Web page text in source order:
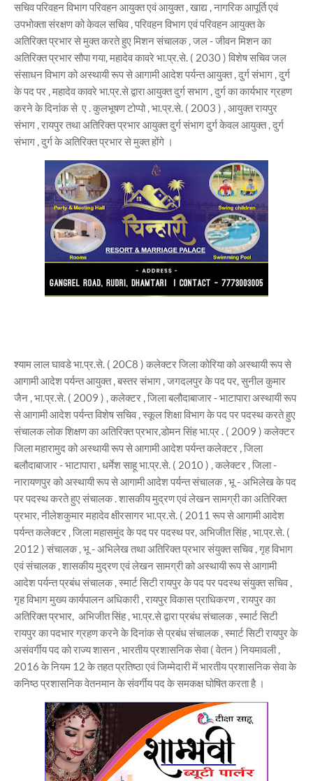
सचिव परिवहन विभाग परिवहन आयुक्त एवं आयुक्त , खाद्य , नागरिक आपूर्ति एवं
उपभोक्ता संरक्षण को केवल सचिव , परिवहन विभाग एवं परिवहन आयुक्त के
अतिरिक्त प्रभार से मुक्त करते हुए मिशन संचालक , जल - जीवन मिशन का
अतिरिक्त प्रभार सौपा गया, महादेव कावरे भा.प्र.से. ( 2030 ) विशेष सचिव जल
संसाधन विभाग को अस्थायी रूप से आगामी आदेश पर्यन्त आयुक्त , दुर्ग संभाग , दुर्ग
के पद पर , महादेव कावरे भा.प्र.से द्वारा आयुक्त दुर्ग सभाग , दुर्ग का कार्यभार ग्रहण
करने के दिनांक से ए . कुलभूषण टोप्पो , भा.प्र.से. ( 2003 ) , आयुक्त रायपुर
संभाग , रायपुर तथा अतिरिक्त प्रभार आयुक्त दुर्ग संभाग दुर्ग केवल आयुक्त , दुर्ग
संभाग , दुर्ग के अतिरिक्त प्रभार से मुक्त होंगे ।
श्याम लाल घावडे भा.प्र.से. ( 20C8 ) कलेक्टर जिला कोरिया को अस्थायी रूप से
आगामी आदेश पर्यन्त आयुक्त , बस्तर संभाग , जगदलपुर के पद पर, सुनील कुमार
जैन , भा.प्र.से. ( 2009 ) , कलेक्टर , जिला बलौदाबाजार - भाटापारा अस्थायी रूप
से आगामी आदेश पर्यन्त विशेष सचिव , स्कूल शिक्षा विभाग के पद पर पदस्थ करते हुए
संचालक लोक शिक्षण का अतिरिक्त प्रभार,डोमन सिंह भा.प्र . ( 2009 ) कलेक्टर
जिला महारामुद को अस्थायी रूप से आगामी आदेश पर्यन्त कलेक्टर , जिला
बलौदाबाजार - भाटापारा , धर्मेश साहू भा.प्र.से. ( 2010 ) , कलेक्टर , जिला -
नारायणपुर को अस्थायी रूप से आगामी आदेश पर्यन्त संचालक , भू - अभिलेख के पद
पर पदस्थ करते हुए संचालक . शासकीय मुद्रण एवं लेखन सामग्री का अतिरिक्त
प्रभार, नीलेशकुमार महादेव क्षीरसागर भा.प्र.से. ( 2011 रूप से आगामी आदेश
पर्यन्त कलेक्टर , जिला महासमुंद के पद पर पदस्थ पर, अभिजीत सिंह , भा.प्र.से. (
2012 ) संचालक , भू - अभिलेख तथा अतिरिक्त प्रभार संयुक्त सचिव , गृह विभाग
एवं संचालक , शासकीय मुद्रण एवं लेखन सामग्री को अस्थायी रूप से आगामी
आदेश पर्यन्त प्रबंध संचालक , स्मार्ट सिटी रायपुर के पद पर पदस्थ संयुक्त सचिव ,
गृह विभाग मुख्य कार्यपालन अधिकारी , रायपुर विकास प्राधिकरण , रायपुर का
अतिरिक्त प्रभार, अभिजीत सिंह , भा.प्र.से द्वारा प्रबंध संचालक , स्मार्ट सिटी
रायपुर का पदभार ग्रहण करने के दिनांक से प्रबंध संचालक , स्मार्ट सिटी रायपुर के
असंवर्गीय पद को राज्य शासन , भारतीय प्रशासनिक सेवा ( वेतन ) नियमावली ,
2016 के नियम 12 के तहत प्रतिष्ठा एवं जिम्मेदारी में भारतीय प्रशासनिक सेवा के
कनिष्ठ प्रशासनिक वेतनमान के संवर्गीय पद के समकक्ष घोषित करता है ।